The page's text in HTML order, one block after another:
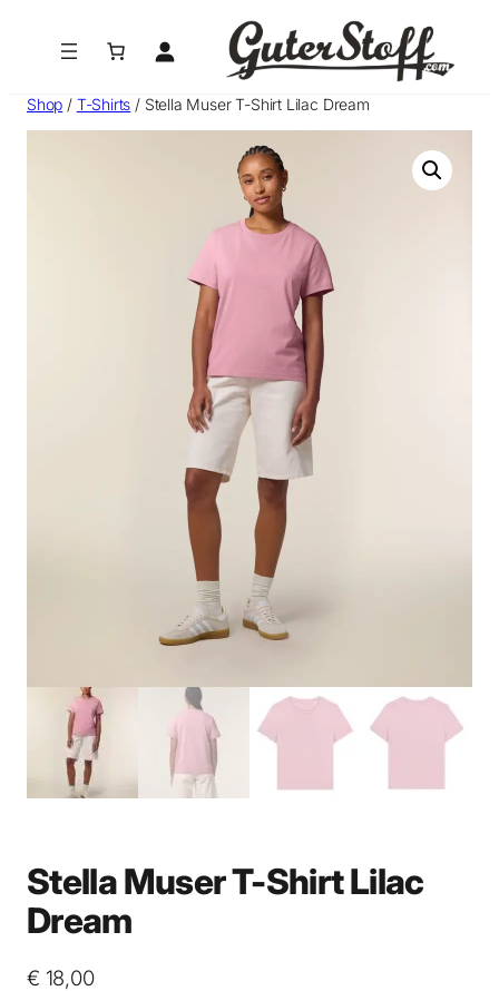
Shop / T-Shirts / Stella Muser T-Shirt Lilac Dream
Stella Muser T-Shirt Lilac
Dream
€ 18,00